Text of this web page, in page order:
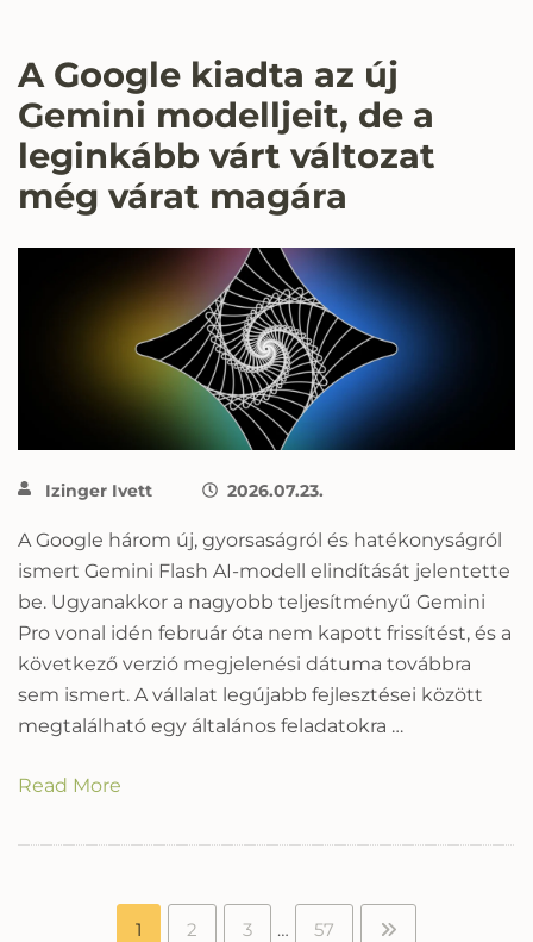
A Google kiadta az új
Gemini modelljeit, de a
leginkább várt változat
még várat magára
Izinger Ivett 2026.07.23.
A Google három új, gyorsaságról és hatékonyságról
ismert Gemini Flash AI-modell elindítását jelentette
be. Ugyanakkor a nagyobb teljesítményű Gemini
Pro vonal idén február óta nem kapott frissítést, és a
következő verzió megjelenési dátuma továbbra
sem ismert. A vállalat legújabb fejlesztései között
megtalálható egy általános feladatokra …
Read More
1 2 3 … 57